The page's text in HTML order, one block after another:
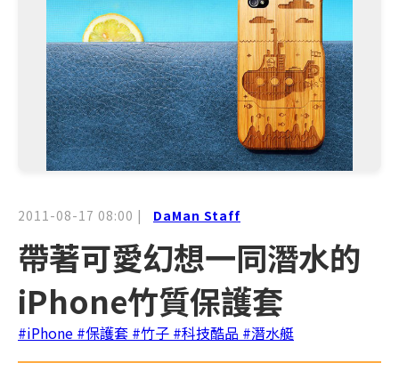
2011-08-17 08:00 | DaMan Staff
帶著可愛幻想一同潛水的
iPhone竹質保護套
#iPhone #保護套 #竹子 #科技酷品 #潛水艇